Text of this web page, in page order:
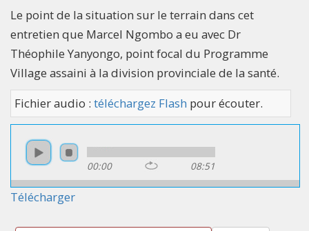
Le point de la situation sur le terrain dans cet
entretien que Marcel Ngombo a eu avec Dr
Théophile Yanyongo, point focal du Programme
Village assaini à la division provinciale de la santé.
Fichier audio : téléchargez Flash pour écouter.
00:00 08:51
Télécharger